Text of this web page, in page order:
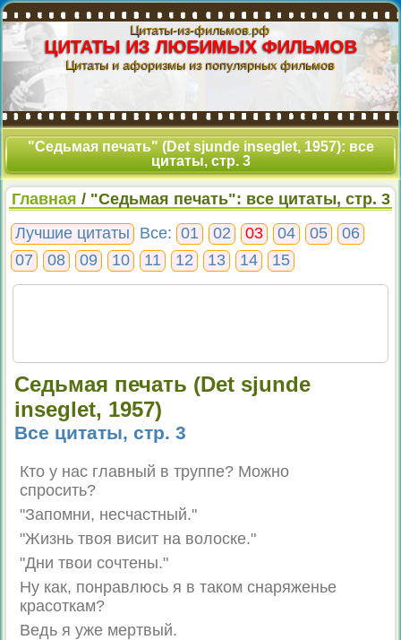
Цитаты-из-фильмов.рф
ЦИТАТЫ ИЗ ЛЮБИМЫХ ФИЛЬМОВ
Цитаты и афоризмы из популярных фильмов
"Седьмая печать" (Det sjunde inseglet, 1957): все
цитаты, стр. 3
Главная / "Седьмая печать": все цитаты, стр. 3
Лучшие цитаты
Все: 01 02 03 04 05
06
07
08 09 10 11 12 13 14 15
Седьмая печать (Det sjunde
inseglet, 1957)
Все цитаты, стр. 3
Кто у нас главный в труппе? Можно
спросить?
"Запомни, несчастный."
"Жизнь твоя висит на волоске."
"Дни твои сочтены."
Ну как, понравлюсь я в таком снаряженье
красоткам?
Ведь я уже мертвый.